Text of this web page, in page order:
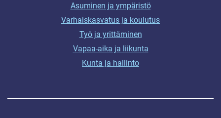
Asuminen ja ympäristö
Varhaiskasvatus ja koulutus
Työ ja yrittäminen
Vapaa-aika ja liikunta
Kunta ja hallinto